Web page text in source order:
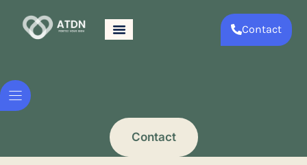
Contact
Contact